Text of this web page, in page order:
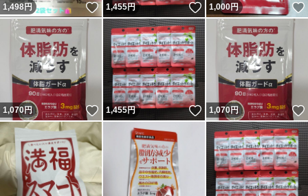
1,498円 いいね！
1,455円 いいね！
1,000円
1,070円 いいね！
1,455円 いいね！
1,070円